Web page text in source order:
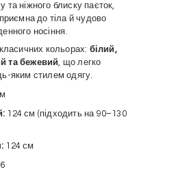
та ніжного блиску паєток,
до тіла й чудово
носіння.
кольорах: білий,
та бежевий, що легко
яким стилем одягу.
124 см (підходить на 90–130
124 см